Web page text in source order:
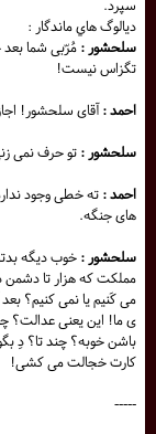
سپرد.
ديالوگ هاي ماندگار :
سلحشور : مُرّبی شما بعد
تگزاس نیست!
احمد :آقای سلحشور!
سلحشور : تو حرف نمی
احمد : ته خطی وجود
های جنگه.
سلحشور : خوب دیگه
مملکت که هزار تا دشمن
می کَنیم یا نمی کنیم؟
ی ما! این یعنی عدالت؟
باشن خوبه؟ چند تا؟ دِ
کارت خجالت می کشی!
-----